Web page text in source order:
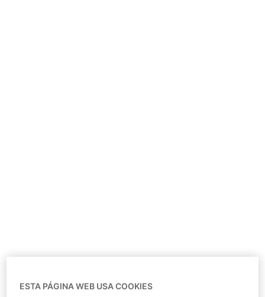
ESTA PÁGINA WEB USA COOKIES